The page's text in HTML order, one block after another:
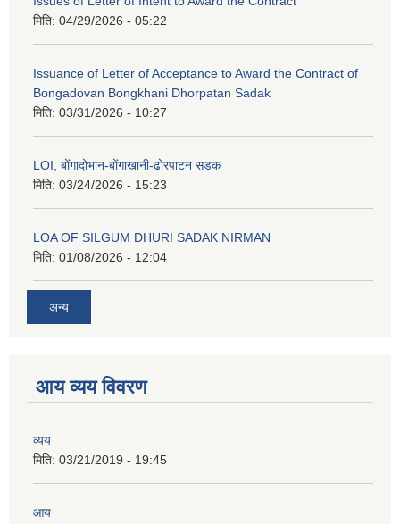
मिति: 04/29/2026 - 05:22
Issuance of Letter of Acceptance to Award the Contract of
Bongadovan Bongkhani Dhorpatan Sadak
मिति: 03/31/2026 - 10:27
LOI, बोंगादोभान-बोंगाखानी-ढोरपाटन सडक
मिति: 03/24/2026 - 15:23
LOA OF SILGUM DHURI SADAK NIRMAN
मिति: 01/08/2026 - 12:04
अन्य
आय व्यय विवरण
व्यय
मिति: 03/21/2019 - 19:45
आय